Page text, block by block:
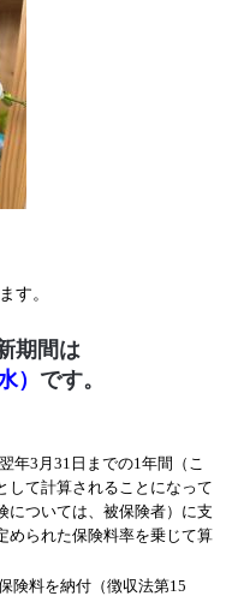
す。
期間は
） です。
年3月31日までの1年間（こ
して計算されることになって
については、被保険者）に支
められた保険料率を乗じて算
険料を納付（徴収法第15